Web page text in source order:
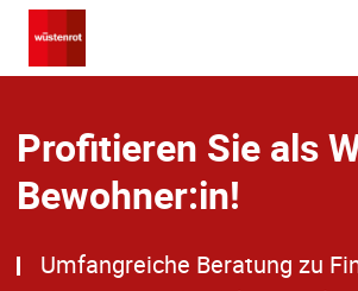
Profitieren Sie als
Bewohner:in!
Umfangreiche Beratung zu